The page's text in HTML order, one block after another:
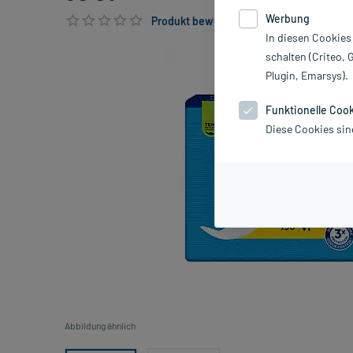
Produkt bewerten & PlusHerzen sichern
Abbildung ähnlich
Werbung
In diesen
schalten (Criteo,
Plugin, Emarsys).
Funktionelle
Diese Cookies